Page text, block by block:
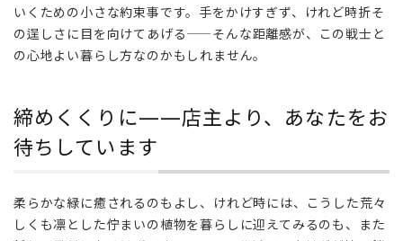
いくための小さな約束事です。手をかけすぎず、けれど時折そ
の逞しさに目を向けてあげる——そんな距離感が、この戦士と
の心地よい暮らし方なのかもしれません。
締めくくりに——店主より、あなたをお
待ちしています
柔らかな緑に癒されるのもよし、けれど時には、こうした荒々
しくも凛とした佇まいの植物を暮らしに迎えてみるのも、また